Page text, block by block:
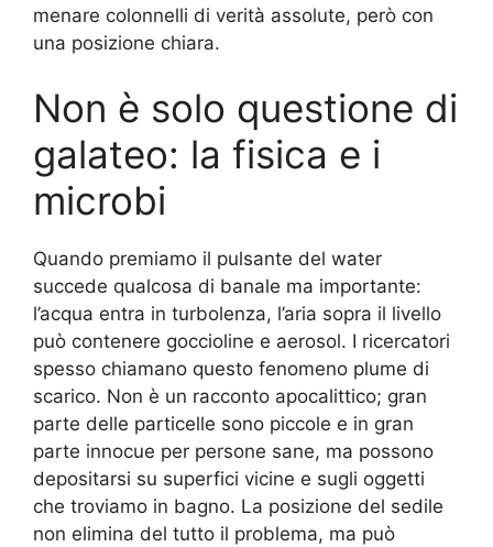
menare colonnelli di verità assolute, però con
una posizione chiara.
Non è solo questione di
galateo: la fisica e i
microbi
Quando premiamo il pulsante del water
succede qualcosa di banale ma importante:
l’acqua entra in turbolenza, l’aria sopra il livello
può contenere goccioline e aerosol. I ricercatori
spesso chiamano questo fenomeno plume di
scarico. Non è un racconto apocalittico; gran
parte delle particelle sono piccole e in gran
parte innocue per persone sane, ma possono
depositarsi su superfici vicine e sugli oggetti
che troviamo in bagno. La posizione del sedile
non elimina del tutto il problema, ma può